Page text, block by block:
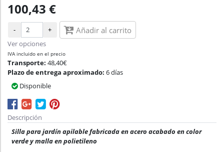
100,43 €
- + Añadir al carrito
Ver opciones
IVA incluido en el precio
Transporte: 48,40€
Plazo de entrega aproximado: 6 días
Disponible
Descripción
Silla para jardín apilable fabricada en acero acabado en color
verde y malla en polietileno